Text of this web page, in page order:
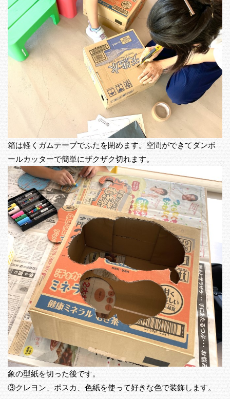
箱は軽くガムテープでふたを閉めます。空間ができてダンボ
ールカッターで簡単にザクザク切れます。
象の型紙を切った後です。
③クレヨン、ポスカ、色紙を使って好きな色で装飾します。